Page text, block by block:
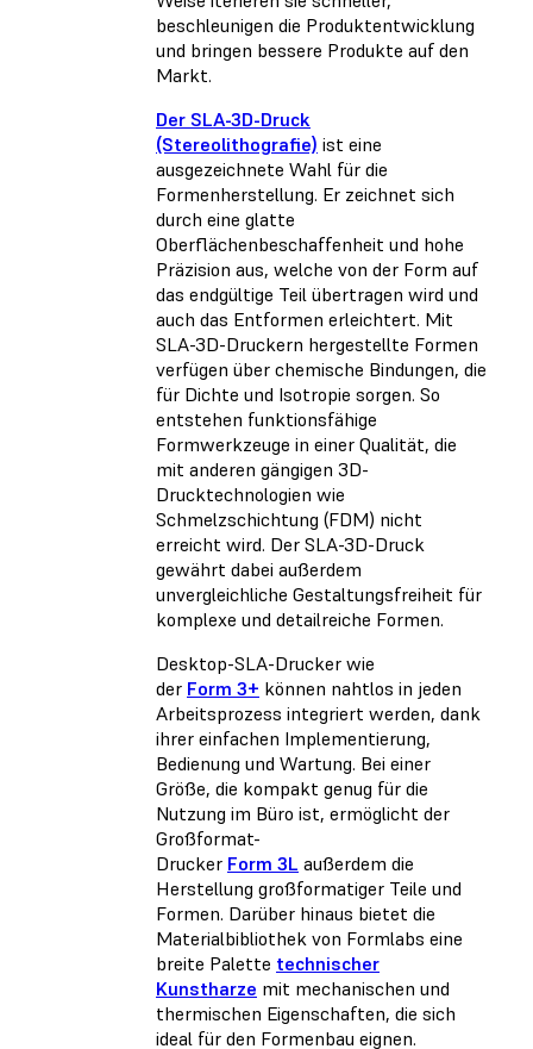
beschleunigen die Produktentwicklung
und bringen bessere Produkte auf den
Markt.
Der SLA-3D-Druck
(Stereolithografie) ist eine
ausgezeichnete Wahl für die
Formenherstellung. Er zeichnet sich
durch eine glatte
Oberflächenbeschaffenheit und hohe
Präzision aus, welche von der Form auf
das endgültige Teil übertragen wird und
auch das Entformen erleichtert. Mit
SLA-3D-Druckern hergestellte Formen
verfügen über chemische Bindungen, die
für Dichte und Isotropie sorgen. So
entstehen funktionsfähige
Formwerkzeuge in einer Qualität, die
mit anderen gängigen 3D-
Drucktechnologien wie
Schmelzschichtung (FDM) nicht
erreicht wird. Der SLA-3D-Druck
gewährt dabei außerdem
unvergleichliche Gestaltungsfreiheit für
komplexe und detailreiche Formen.
Desktop-SLA-Drucker wie
der Form 3+ können nahtlos in jeden
Arbeitsprozess integriert werden, dank
ihrer einfachen Implementierung,
Bedienung und Wartung. Bei einer
Größe, die kompakt genug für die
Nutzung im Büro ist, ermöglicht der
Großformat-
Drucker Form 3L außerdem die
Herstellung großformatiger Teile und
Formen. Darüber hinaus bietet die
Materialbibliothek von Formlabs eine
breite Palette technischer
Kunstharze mit mechanischen und
thermischen Eigenschaften, die sich
ideal für den Formenbau eignen.